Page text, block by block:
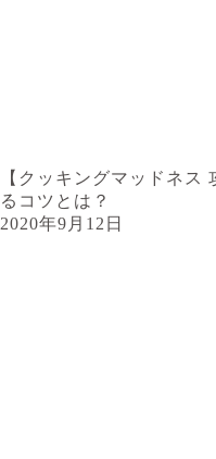
【クッキングマッドネス
るコツとは？
2020年9月12日